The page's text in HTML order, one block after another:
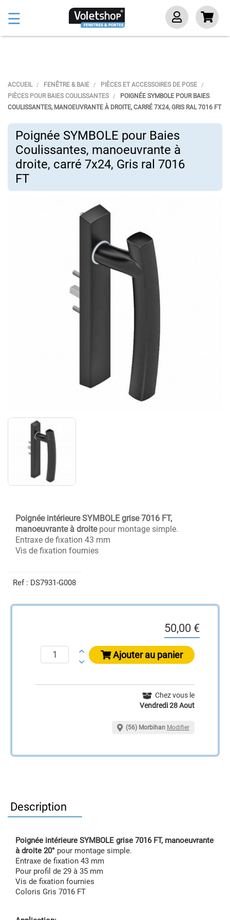
Basculer
la
☰
ACCUEIL FENÊTRE & BAIE
PIÈCES ET ACCESSOIRES DE POSE
PIÈCES POUR BAIES COULISSANTES
POIGNÉE SYMBOLE POUR BAIES
COULISSANTES, MANOEUVRANTE À DROITE, CARRÉ 7X24, GRIS RAL 7016 FT
Poignée SYMBOLE pour Baies
Coulissantes, manoeuvrante à
droite, carré 7x24, Gris ral 7016
FT
Poignée intérieure SYMBOLE grise 7016 FT,
manoeuvrante à droitepour montage simple.
Entraxe de fixation 43 mm
Vis de fixation fournies
Ref : DS7931-G008
50,00 €
Ajouter au panier
Chez vous le
Vendredi 28 Aout
(56) Morbihan Modifier
Description
Poignée intérieure SYMBOLE grise 7016 FT, manoeuvrante
à droite 20° pour montage simple.
Entraxe de fixation 43 mm
Pour profil de 29 à 35 mm
Vis de fixation fournies
Coloris Gris 7016 FT